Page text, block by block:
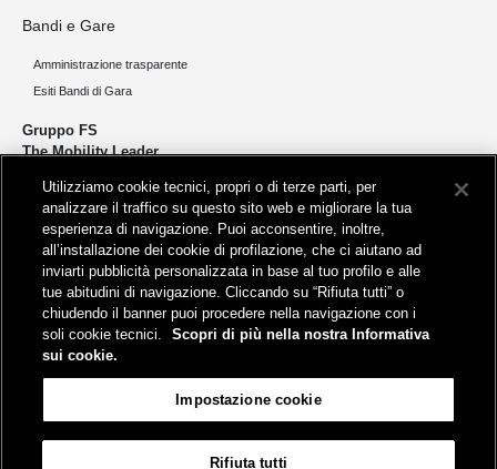
Bandi e Gare
Amministrazione trasparente
Esiti Bandi di Gara
Gruppo FS
The Mobility Leader
Progettiamo e realizziamo infrastrutture per una mobilità sostenibile di
persone e merci. Accorciamo le distanze per lo sviluppo e la crescita
del nostro Paese.
Piazza della Croce Rossa, 1 - 00161 Roma
Utilizziamo cookie tecnici, propri o di terze parti, per
analizzare il traffico su questo sito web e migliorare la tua
esperienza di navigazione. Puoi acconsentire, inoltre,
all’installazione dei cookie di profilazione, che ci aiutano ad
inviarti pubblicità personalizzata in base al tuo profilo e alle
tue abitudini di navigazione. Cliccando su “Rifiuta tutti” o
chiudendo il banner puoi procedere nella navigazione con i
soli cookie tecnici.
Scopri di più nella nostra Informativa
sui cookie.
Impostazione cookie
Rifiuta tutti